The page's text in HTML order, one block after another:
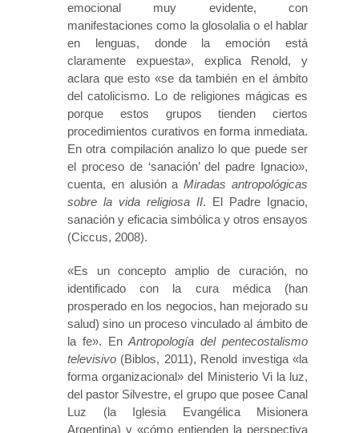
emocional muy evidente, con
manifestaciones como la glosolalia o el hablar
en lenguas, donde la emoción está
claramente expuesta», explica Renold, y
aclara que esto «se da también en el ámbito
del catolicismo. Lo de religiones mágicas es
porque estos grupos tienden ciertos
procedimientos curativos en forma inmediata.
En otra compilación analizo lo que puede ser
el proceso de ‘sanación’ del padre Ignacio»,
cuenta, en alusión aMiradas antropológicas
sobre la vida religiosa II. El Padre Ignacio,
sanación y eficacia simbólica y otros ensayos
(Ciccus, 2008).
«Es un concepto amplio de curación, no
identificado con la cura médica (han
prosperado en los negocios, han mejorado su
salud) sino un proceso vinculado al ámbito de
la fe». EnAntropología del pentecostalismo
televisivo (Biblos, 2011), Renold investiga «la
forma organizacional» del Ministerio Vi la luz,
del pastor Silvestre, el grupo que posee Canal
Luz (la Iglesia Evangélica Misionera
Argentina) y «cómo entienden la perspectiva